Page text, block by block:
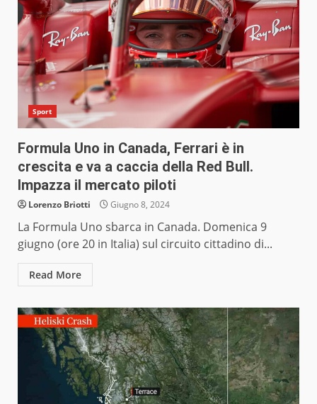
Sport
Formula Uno in Canada, Ferrari è in
crescita e va a caccia della Red Bull.
Impazza il mercato piloti
Lorenzo Briotti Giugno 8, 2024
La Formula Uno sbarca in Canada. Domenica 9
giugno (ore 20 in Italia) sul circuito cittadino di...
Read More